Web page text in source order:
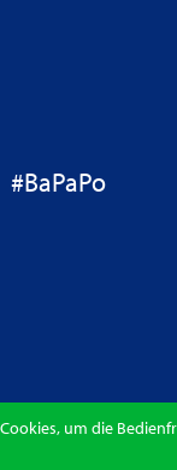
um die
#BaPaPo